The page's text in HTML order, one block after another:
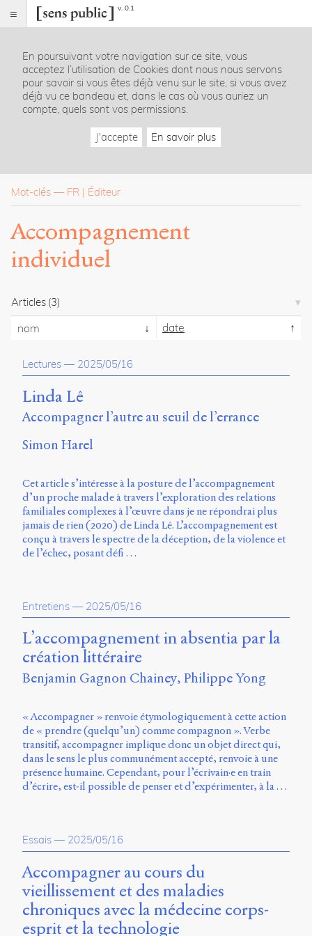
v. 0.1
Index
Rubriques
Essais
La
revue
Accueil
Présentation
Contact
À
Archipel
En
ligne
Mastodon
Université
de
Sherbrooke
Campus
de
Longueuil
150
Pl.
Charles-
Le
Moyne
Longueuil
0B7
Canada
ISSN
2104-
3272
0.1
(2020/03)
Typographies
Jannon
de
En poursuivant votre navigation sur ce site, vous
acceptez l’utilisation de Cookies dont nous nous servons
pour savoir si vous êtes déjà venu sur le site, si vous avez
déjà vu ce bandeau et, dans le cas où vous auriez un
compte, quels sont vos permissions.
J'accepte En savoir plus
Mot-clés — FR Éditeur
Accompagnement
individuel
Articles (3)
nom date
Lectures — 2025/05/16
Linda Lê
Accompagner l’autre au seuil de l’errance
Simon Harel
Cet article s’intéresse à la posture de l’accompagnement
d’un proche malade à travers l’exploration des relations
familiales complexes à l’œuvre dans je ne répondrai plus
jamais de rien (2020) de Linda Lê. L’accompagnement est
conçu à travers le spectre de la déception, de la violence et
de l’échec, posant défi …
Entretiens — 2025/05/16
L’accompagnement in absentia par la
création littéraire
Benjamin Gagnon Chainey Philippe Yong
« Accompagner » renvoie étymologiquement à cette action
de « prendre (quelqu’un) comme compagnon ». Verbe
transitif, accompagner implique donc un objet direct qui,
dans le sens le plus communément accepté, renvoie à une
présence humaine. Cependant, pour l’écrivain·e en train
d’écrire, est-il possible de penser et d’expérimenter, à la …
Essais — 2025/05/16
Accompagner au cours du
vieillissement et des maladies
chroniques avec la médecine corps-
esprit et la technologie